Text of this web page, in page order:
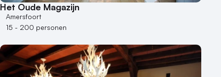
Het Oude Magazijn
Amersfoort
15 - 200 personen